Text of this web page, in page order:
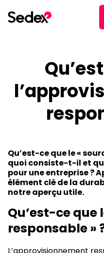
Qu’est-ce que le «
quoi consiste-t-il et
pour une entreprise ?
élément clé de la
notre aperçu utile.
Qu’est-ce que
responsable »